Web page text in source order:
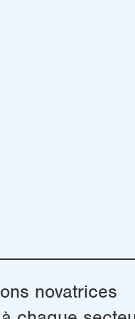
novatrices